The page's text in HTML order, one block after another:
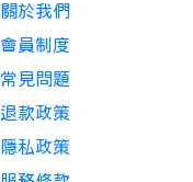
關於我們
會員制度
常見問題
退款政策
隱私政策